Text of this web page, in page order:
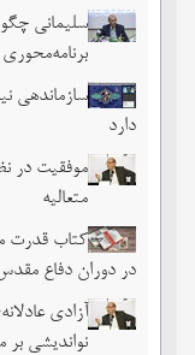
سلیمانی
سازماندهی
دارد
موفقیت در
متعالیه
کتاب قدرت
در دوران دفاع
آزادی
نواندیشی بر